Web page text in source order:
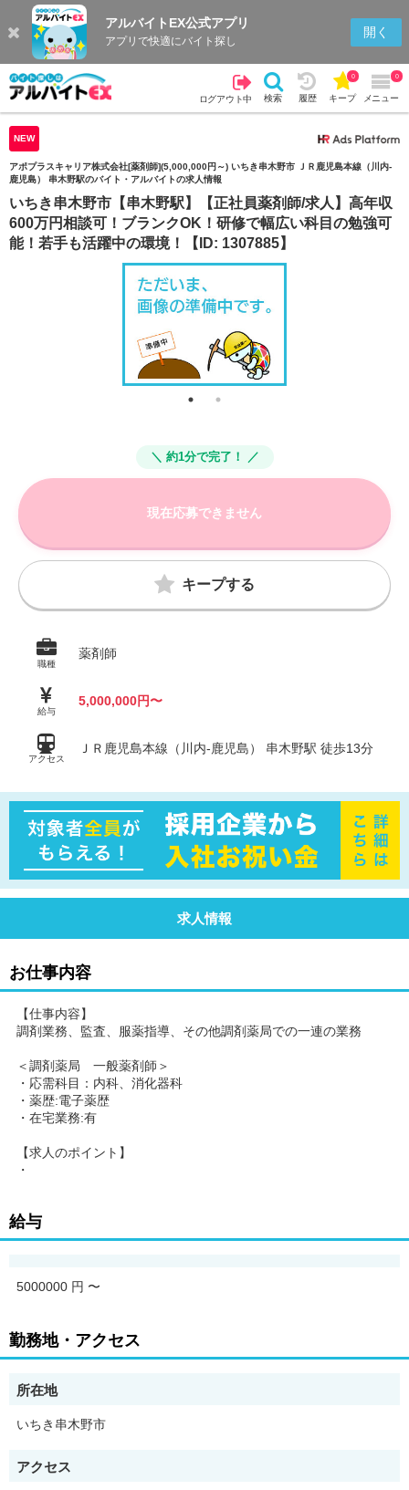
アルバイトEX公式アプリ
アプリで快適にバイト探し
開く
ログアウト中 検索 履歴 キープ
0
メニュー
0
検索 履歴
NEW
アポプラスキャリア株式会社[薬剤師](5,000,000円～) いちき串木野市 ＪＲ鹿児島本線（川内-
鹿児島） 串木野駅のバイト・アルバイトの求人情報
いちき串木野市【串木野駅】【正社員薬剤師/求人】高年収
600万円相談可！ブランクOK！研修で幅広い科目の勉強可
能！若手も活躍中の環境！【ID: 1307885】
＼ 約1分で完了！ ／
現在応募できません
キープする
職種
薬剤師
給与
5,000,000円〜
アクセス
ＪＲ鹿児島本線（川内-鹿児島） 串木野駅 徒歩13分
求人情報
お仕事内容
【仕事内容】
調剤業務、監査、服薬指導、その他調剤薬局での一連の業務
＜調剤薬局 一般薬剤師＞
・応需科目：内科、消化器科
・薬歴:電子薬歴
・在宅業務:有
【求人のポイント】
・
給与
5000000 円 〜
勤務地・アクセス
所在地
いちき串木野市
アクセス